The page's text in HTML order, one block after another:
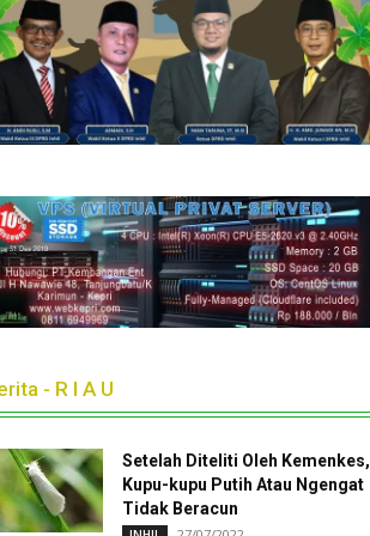
- R I A U
Setelah Diteliti Oleh Kemenkes,
Kupu-kupu Putih Atau Ngengat
Tidak Beracun